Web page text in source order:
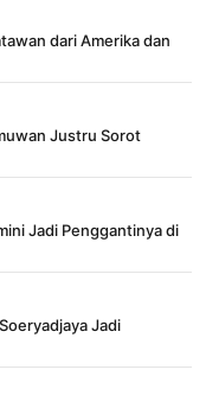
dari Amerika dan
Justru Sorot
Jadi Penggantinya di
Jadi